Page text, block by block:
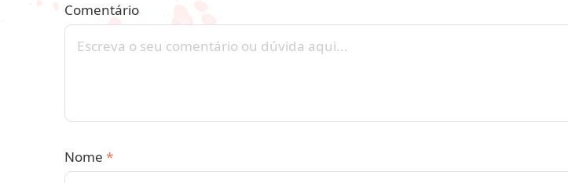
Comentário
Nome *